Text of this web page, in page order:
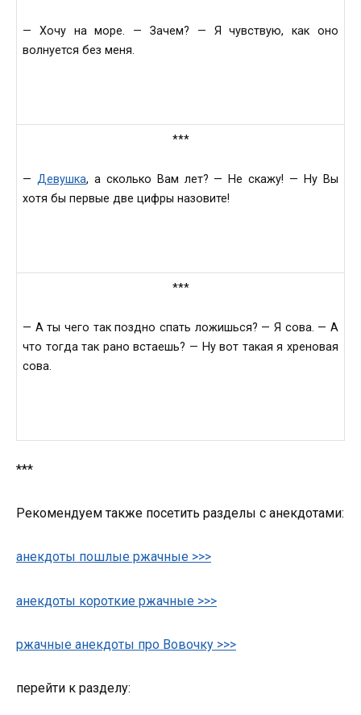
— Хочу на море. — Зачем? — Я чувствую, как оно
волнуется без меня.
***
—Девушка, а сколько Вам лет? — Не скажу! — Ну Вы
хотя бы первые две цифры назовите!
***
— А ты чего так поздно спать ложишься? — Я сова. — А
что тогда так рано встаешь? — Ну вот такая я хреновая
сова.
***
Рекомендуем также посетить разделы с анекдотами:
анекдоты пошлые ржачные >>>
анекдоты короткие ржачные >>>
ржачные анекдоты про Вовочку >>>
перейти к разделу: